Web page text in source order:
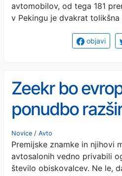
avtomobilov, od tega 181
v Pekingu je dvakrat
objavi
Zeekr bo
ponudbo
dvojčkom
Novice / Avto
Premijske znamke in njihovi
avtosalonih vedno privabili
število obiskovalcev. Ne le,